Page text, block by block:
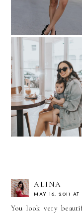
My Little Coffee
ALL DAY
ALINA
MAY 16, 2011 AT
You look very